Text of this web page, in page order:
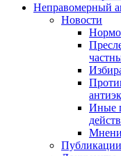
Неправомерный
Новости
Иные
Публикации